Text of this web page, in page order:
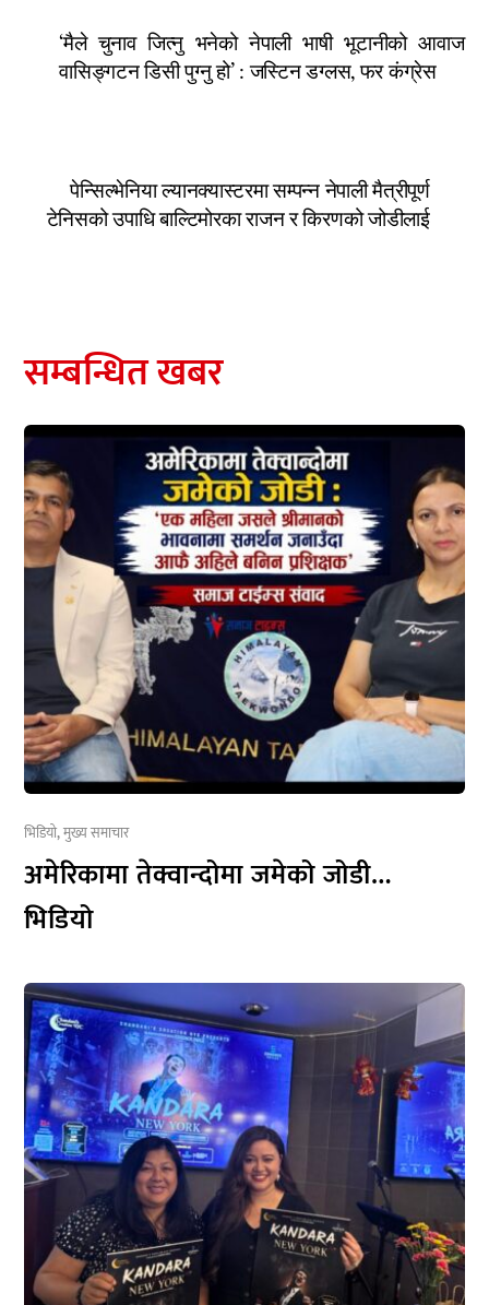
‘मैले चुनाव जित्नु भनेको नेपाली भाषी भूटानीको आवाज
वासिङ्गटन डिसी पुग्नु हो’ : जस्टिन डग्लस, फर कंग्रेस
पेन्सिल्भेनिया ल्यानक्यास्टरमा सम्पन्न नेपाली मैत्रीपूर्ण
टेनिसको उपाधि बाल्टिमोरका राजन र किरणको जोडीलाई
सम्बन्धित खबर
भिडियो,मुख्य समाचार
अमेरिकामा तेक्वान्दोमा जमेको जोडी…
भिडियो